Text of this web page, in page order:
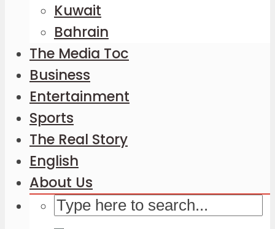
Kuwait
Bahrain
The Media Toc
Business
Entertainment
Sports
The Real Story
English
About Us